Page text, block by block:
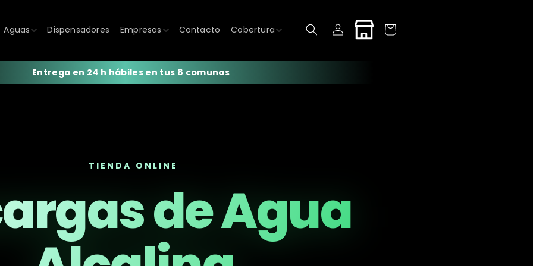
Aguas Dispensadores Empresas Contacto Cobertura
Iniciar
sesión
Carrito
Entrega en 24 h hábiles en tus 8 comunas
TIENDA ONLINE
de Agua